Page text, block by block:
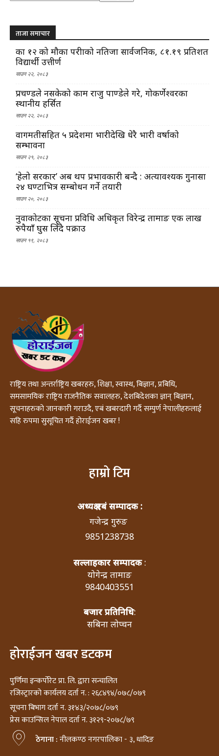
ताजा समाचार
कक्षा १२ को मौका परीक्षाको नतिजा सार्वजनिक, ८१.१९ प्रतिशत
विद्यार्थी उत्तीर्ण
साउन २२, २०८३
प्रचण्डले नसकेको काम राजु पाण्डेले गरे, गोकर्णेश्वरका
स्थानीय हर्सित
साउन २२, २०८३
वागमतीसहित ५ प्रदेशमा भारीदेखि धेरै भारी वर्षाको
सम्भावना
साउन २१, २०८३
‘हेलो सरकार’ अब थप प्रभावकारी बन्दै : अत्यावश्यक गुनासा
२४ घण्टाभित्र सम्बोधन गर्ने तयारी
साउन २०, २०८३
नुवाकोटका सूचना प्रविधि अधिकृत विरेन्द्र तामाङ एक लाख
रुपैयाँ घुस लिँदै पक्राउ
साउन १९, २०८३
राष्ट्रिय तथा अन्तर्राष्ट्रिय खबरहरु, शिक्षा, स्वास्थ, बिज्ञान, प्रबिधि,
समसामयिक राष्ट्रिय राजनैतिक सवालहरु, देशबिदेशका ज्ञान् बिज्ञान,
सूचनाहरुको जानकारी गराउदै, एबं खबरदारी गर्दै सम्पुर्ण नेपालीहरुलाई
सहि रुपमा सुसूचित गर्दै होराईजन खबर !
हाम्रो टिम
अध्यक्ष एबं सम्पादक :
गजेन्द्र गुरुङ
9851238738
सल्लाहकार सम्पादक:
योगेन्द्र तामाङ
9840403551
बजार प्रतिनिधि:
सबिना लोप्चन
होराईजन खबर डटकम
पुर्णिमा इन्कर्पोरेट प्रा. लि. द्वारा सन्चालित
रजिस्ट्रारको कार्यलय दर्ता न. : २६८४९४/०७८/०७९
सूचना बिभाग दर्ता न. ३१४३/२०७८/०७९
प्रेस काउन्सिल नेपाल दर्ता न. ३१२९-२०७८/७९
ठेगाना :नीलकण्ठ नगरपालिका - ३, धादिङ